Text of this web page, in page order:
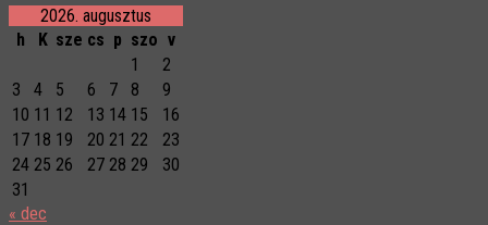
2026. augusztus
h
K sze cs p szo v
1
2
3
4 5 6 7 8
9
10 11 12 13 14 15
16
17 18 19 20 21 22
23
24 25 26 27 28 29
30
31
« dec